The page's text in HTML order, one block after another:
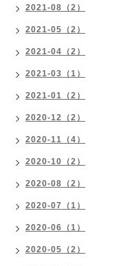
2021-08（2）
2021-05（2）
2021-04（2）
2021-03（1）
2021-01（2）
2020-12（2）
2020-11（4）
2020-10（2）
2020-08（2）
2020-07（1）
2020-06（1）
2020-05（2）